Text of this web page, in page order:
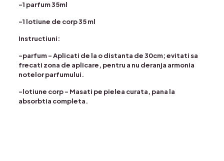
-1 parfum 35ml
-1 lotiune de corp 35 ml
Instructiuni:
-parfum – Aplicati de la o distanta de 30cm; evitati sa
frecati zona de aplicare, pentru a nu deranja armonia
notelor parfumului.
-lotiune corp – Masati pe pielea curata, pana la
absorbtia completa.